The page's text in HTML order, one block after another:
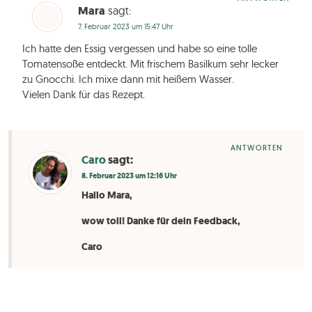
Mara sagt:
7. Februar 2023 um 15:47 Uhr
Ich hatte den Essig vergessen und habe so eine tolle
Tomatensoße entdeckt. Mit frischem Basilkum sehr lecker
zu Gnocchi. Ich mixe dann mit heißem Wasser.
Vielen Dank für das Rezept.
Carosagt:
8. Februar 2023 um 12:16 Uhr
Hallo Mara,
wow toll! Danke für dein Feedback,
Caro
ANTWORTEN